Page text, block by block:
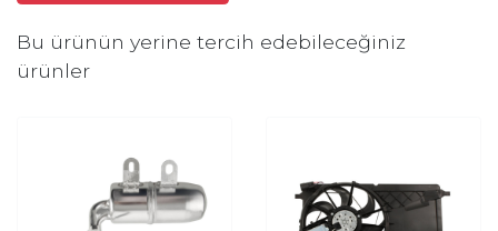
Bu ürünün yerine tercih edebileceğiniz
ürünler